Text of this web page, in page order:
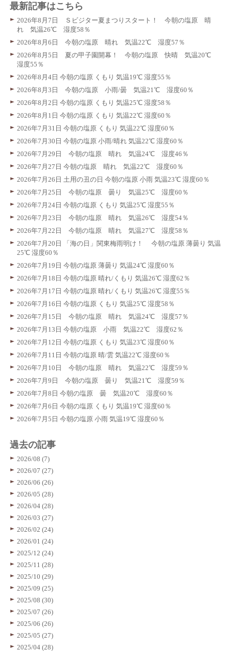
最新記事はこちら
2026年8月7日 Ｓビジター夏まつりスタート！ 今朝の塩原 晴
れ 気温26℃ 湿度58％
2026年8月6日 今朝の塩原 晴れ 気温22℃ 湿度57％
2026年8月5日 夏の甲子園開幕！ 今朝の塩原 快晴 気温20℃
湿度55％
2026年8月4日 今朝の塩原 くもり 気温19℃ 湿度55％
2026年8月3日 今朝の塩原 小雨/曇 気温21℃ 湿度60％
2026年8月2日 今朝の塩原 くもり 気温25℃ 湿度58％
2026年8月1日 今朝の塩原 くもり 気温22℃ 湿度60％
2026年7月31日 今朝の塩原 くもり 気温22℃ 湿度60％
2026年7月30日 今朝の塩原 小雨/晴れ 気温22℃ 湿度60％
2026年7月29日 今朝の塩原 晴れ 気温24℃ 湿度46％
2026年7月27日 今朝の塩原 晴れ 気温22℃ 湿度60％
2026年7月26日 土用の丑の日 今朝の塩原 小雨 気温23℃ 湿度60％
2026年7月25日 今朝の塩原 曇り 気温25℃ 湿度60％
2026年7月24日 今朝の塩原 くもり 気温25℃ 湿度55％
2026年7月23日 今朝の塩原 晴れ 気温26℃ 湿度54％
2026年7月22日 今朝の塩原 晴れ 気温27℃ 湿度58％
2026年7月20日 「海の日」関東梅雨明け！ 今朝の塩原 薄曇り 気温
25℃ 湿度60％
2026年7月19日 今朝の塩原 薄曇り 気温24℃ 湿度60％
2026年7月18日 今朝の塩原 晴れ/くもり 気温26℃ 湿度62％
2026年7月17日 今朝の塩原 晴れ/くもり 気温26℃ 湿度55％
2026年7月16日 今朝の塩原 くもり 気温25℃ 湿度58％
2026年7月15日 今朝の塩原 晴れ 気温24℃ 湿度57％
2026年7月13日 今朝の塩原 小雨 気温22℃ 湿度62％
2026年7月12日 今朝の塩原 くもり 気温23℃ 湿度60％
2026年7月11日 今朝の塩原 晴/雲 気温22℃ 湿度60％
2026年7月10日 今朝の塩原 晴れ 気温22℃ 湿度59％
2026年7月9日 今朝の塩原 曇り 気温21℃ 湿度59％
2026年7月8日 今朝の塩原 曇 気温20℃ 湿度60％
2026年7月6日 今朝の塩原 くもり 気温19℃ 湿度60％
2026年7月5日 今朝の塩原 小雨 気温19℃ 湿度60％
過去の記事
2026/08 (7)
2026/07 (27)
2026/06 (26)
2026/05 (28)
2026/04 (28)
2026/03 (27)
2026/02 (24)
2026/01 (24)
2025/12 (24)
2025/11 (28)
2025/10 (29)
2025/09 (25)
2025/08 (30)
2025/07 (26)
2025/06 (26)
2025/05 (27)
2025/04 (28)